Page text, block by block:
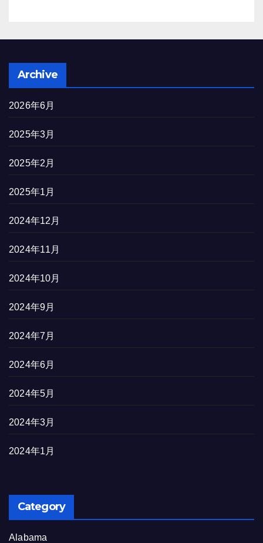
Archive
2026年6月
2025年3月
2025年2月
2025年1月
2024年12月
2024年11月
2024年10月
2024年9月
2024年7月
2024年6月
2024年5月
2024年3月
2024年1月
Category
Alabama